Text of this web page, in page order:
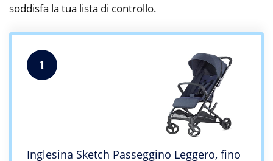
soddisfa la tua lista di controllo.
1
Inglesina Sketch Passeggino Leggero, fino